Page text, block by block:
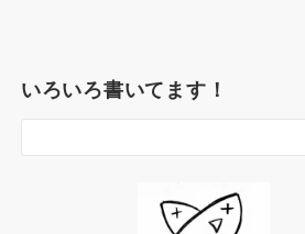
いろいろ書いてます！